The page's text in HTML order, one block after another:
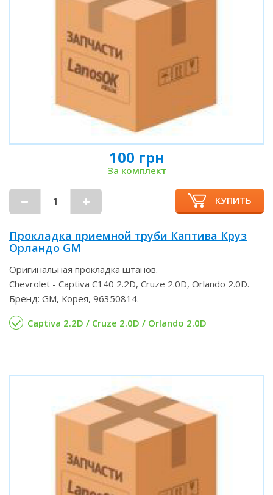
100 грн
За комплект
КУПИТЬ
Прокладка приемной труби Каптива Круз
Орландо GM
Оригинальная прокладка штанов.
Chevrolet - Captiva C140 2.2D, Cruze 2.0D, Orlando 2.0D.
Бренд: GM, Корея, 96350814.
Captiva 2.2D / Cruze 2.0D / Orlando 2.0D